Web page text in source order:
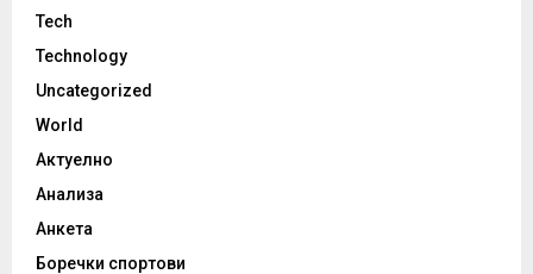
Tech
Technology
Uncategorized
World
Актуелно
Анализа
Анкета
Боречки спортови